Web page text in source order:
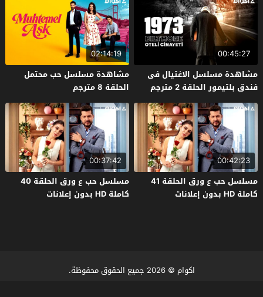
00:45:27
مشاهدة مسلسل الاغتيال فى
فندق بلتيمور الحلقة 2 مترجم
02:14:19
مشاهدة مسلسل حب محتمل
الحلقة 8 مترجم
00:42:23
مسلسل حب ع ورق الحلقة 41
كاملة HD بدون إعلانات
00:37:42
مسلسل حب ع ورق الحلقة 40
كاملة HD بدون إعلانات
اكوام © 2026 جميع الحقوق محفوظة.